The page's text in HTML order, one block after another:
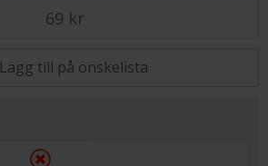
69 kr
Lägg till på önskelista